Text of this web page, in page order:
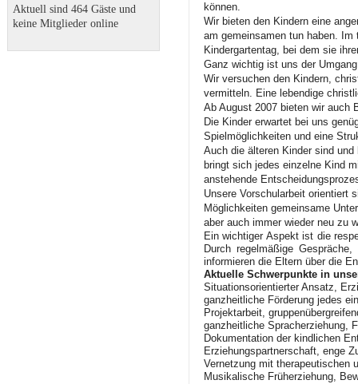
Aktuell sind 464 Gäste und
keine Mitglieder online
können.
Wir bieten den Kindern eine
am gemeinsamen tun haben. Im
Kindergartentag, bei dem sie
Ganz wichtig ist uns der
Wir versuchen den Kindern,
vermitteln. Eine lebendige
Ab August 2007 bieten wir auch
Die Kinder erwartet bei uns
Spielmöglichkeiten und eine
Auch die älteren Kinder sind
bringt sich jedes einzelne Kind
anstehende
Unsere Vorschularbeit orientiert
Möglichkeiten gemeinsame
aber auch immer wieder neu zu
Ein wichtiger Aspekt ist die
Durch regelmäßige
informieren die Eltern über die
Aktuelle Schwerpunkte in
Situationsorientierter Ansatz,
ganzheitliche Förderung jedes
Projektarbeit,
ganzheitliche Spracherziehung,
Dokumentation der kindlichen
Erziehungspartnerschaft, enge
Vernetzung mit therapeutischen
Musikalische Früherziehung,